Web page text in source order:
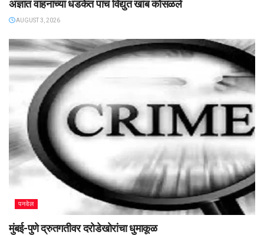
अज्ञात वाहनाच्या धडकेत पाच विद्युत खांब कोसळले
AUGUST 3, 2026
पनवेल
मुंबई-पुणे द्रुतगतीवर दरोडेखोरांचा धुमाकूळ